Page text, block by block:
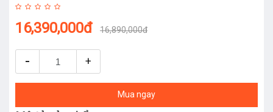
16,390,000đ 16,890,000đ
- +
Mua ngay